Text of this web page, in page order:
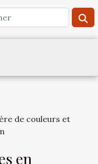
de couleurs et
en